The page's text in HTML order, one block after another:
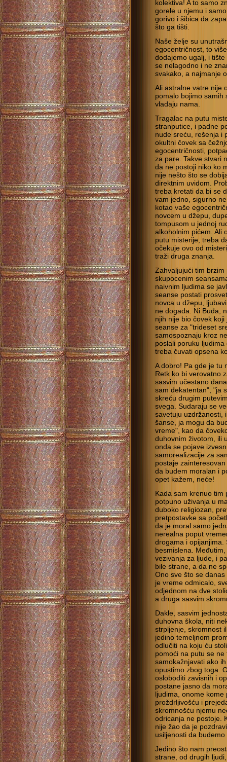
kolektiva! A to samo
gorele u njemu i
gorivo i šibica da
što ga tišti.
Naše želje su
egocentričnost, to
dodajemo ugalj, i
se nelagodno i ne
svakako, a najmanje
Ali astralne vatre nije
pomalo bojimo samih
vladaju nama.
Tragalac na putu
stranputice, i padne
nude sreću, rešenja i
okultni čovek sa
egocentričnosti,
za pare. Takve stvari
da ne postoji niko ko
nije nešto što se
direktnim uvidom.
treba kretati da bi se
vam jedno, sigurno
kotao vaše
novcem u džepu,
tompusom u jednoj
alkoholnim pićem. Ali
putu misterije, treba
očekuje ovo od
traži druga znanja.
Zahvaljujući tim
skupocenim
naivnim ljudima se
seanse postati
novca u džepu,
ne događa. Ni Buda,
njih nije bio čovek
seanse za "trideset
samospoznaju kroz
poslali poruku
treba čuvati opsena
A dobro! Pa gde je tu
Retk ko bi verovatno
sasvim učestano
sam dekatentan", "ja
skreću drugim
svega. Sudaraju se
savetuju uzdržanosti,
šanse, ja mogu da
vreme", kao da
duhovnim životom, ili
onda se pojave
samorealizacije za
postaje
da budem moralan i
opet kažem, neće!
Kada sam krenuo tim
potpuno uživanja u
duboko religiozan,
pretpostavke sa
da je moral samo
nerealna poput
drogama i opijanjima.
besmislena.
vezivanja za ljude, i
bile strane, a da ne
Ono sve što se
je vreme odmicalo,
odjednom na dve
a druga sasvim
Dakle, sasvim
duhovna škola, niti
strpljenje, skromnost
jedino temeljnom
odlučiti na koju ću
pomoći na putu se
samokažnjavati ako
opustimo zbog toga.
osloboditi zavisnih i
postane jasno da
ljudima, onome
proždrljivošću i
skromnošću njemu
odricanja ne postoje.
nije žao da je
usiljenosti da
Jedino što nam
strane, od drugih